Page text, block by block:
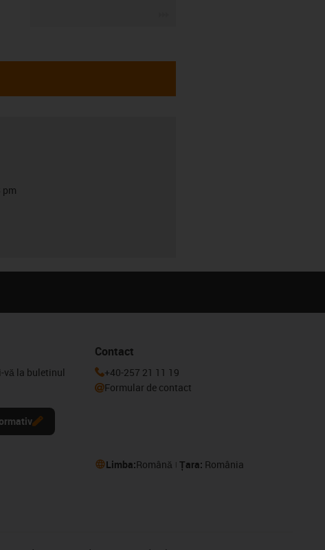
pm
vă la buletinul
Contact
+40-257 21 11 19
Formular de contact
Limba:Română Țara: România